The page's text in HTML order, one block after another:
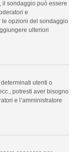
il sondaggio può essere
e
le opzioni del sondaggio
ulteriori
utenti o
potresti aver bisogno
e l’amministratore